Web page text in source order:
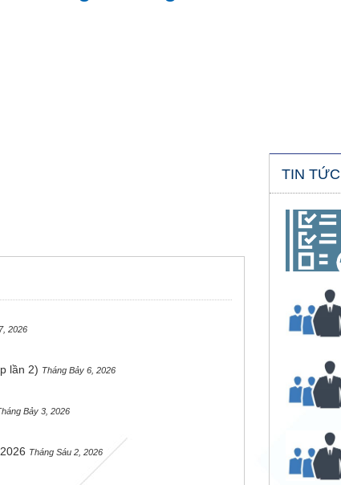
2026
lần 2) Tháng Bảy 6, 2026
Bảy 3, 2026
Tháng Sáu 2, 2026
TIN TỨC